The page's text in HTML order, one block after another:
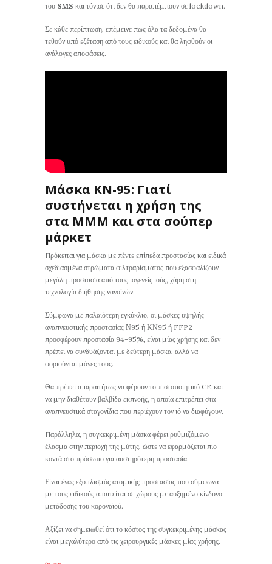
του SMS και τόνισε ότι δεν θα παραπέμπουν σε lockdown.
Σε κάθε περίπτωση, επέμεινε πως όλα τα δεδομένα θα
τεθούν υπό εξέταση από τους ειδικούς και θα ληφθούν οι
ανάλογες αποφάσεις.
Μάσκα ΚΝ-95: Γιατί
συστήνεται η χρήση της
στα ΜΜΜ και στα σούπερ
μάρκετ
Πρόκειται για μάσκα με πέντε επίπεδα προστασίας και ειδικά
σχεδιασμένα στρώματα φιλτραρίσματος που εξασφαλίζουν
μεγάλη προστασία από τους ιογενείς ιούς, χάρη στη
τεχνολογία διήθησης νανοϊνών.
Σύμφωνα με παλαιότερη εγκύκλιο, οι μάσκες υψηλής
αναπνευστικής προστασίας Ν95 ή ΚΝ95 ή FFP2
προσφέρουν προστασία 94-95%, είναι μίας χρήσης και δεν
πρέπει να συνδυάζονται με δεύτερη μάσκα, αλλά να
φοριούνται μόνες τους.
Θα πρέπει απαραιτήτως να φέρουν το πιστοποιητικό CE και
να μην διαθέτουν βαλβίδα εκπνοής, η οποία επιτρέπει στα
αναπνευστικά σταγονίδια που περιέχουν τον ιό να διαφύγουν.
Παράλληλα, η συγκεκριμένη μάσκα φέρει ρυθμιζόμενο
έλασμα στην περιοχή της μύτης, ώστε να εφαρμόζεται πιο
κοντά στο πρόσωπο για αυστηρότερη προστασία.
Είναι ένας εξοπλισμός ατομικής προστασίας που σύμφωνα
με τους ειδικούς απαιτείται σε χώρους με αυξημένο κίνδυνο
μετάδοσης του κοροναϊού.
Αξίζει να σημειωθεί ότι το κόστος της συγκεκριμένης μάσκας
είναι μεγαλύτερο από τις χειρουργικές μάσκες μίας χρήσης.